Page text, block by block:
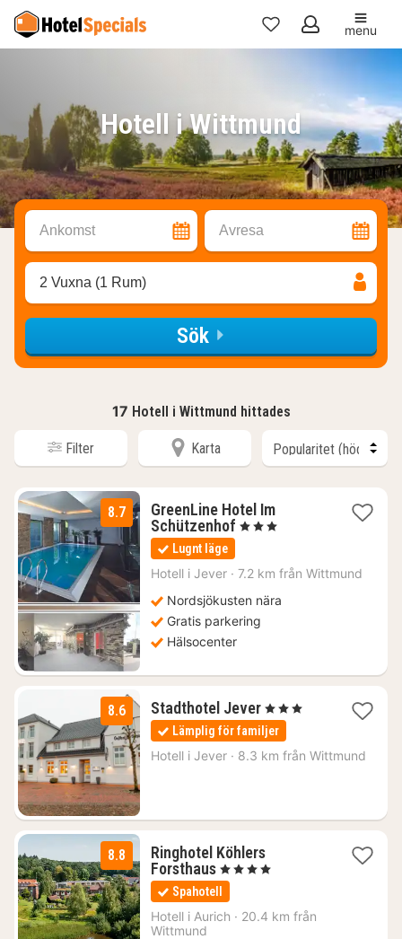
Mina
menu
Hotell i Wittmund
Ankomst Avresa
2 Vuxna (1 Rum)
Sök
17 Hotell i Wittmund hittades
Filter Karta
8.7
GreenLine Hotel Im
Schützenhof 1
1519
, 3 Stjärnor
Lugnt läge
Hotell i Jever · 7.2 km från Wittmund
Nordsjökusten nära
Gratis parkering
Hälsocenter
8.6 Stadthotel Jever1
natt
från
1172
, 3 Stjärnor
Lämplig för familjer
Hotell i Jever · 8.3 km från Wittmund
8.8
Ringhotel Köhlers
Forsthaus1
natt
från
1525
, 4 Stjärnor
Spahotell
Hotell i Aurich · 20.4 km från
Wittmund